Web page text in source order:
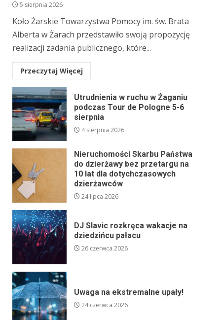
5 sierpnia 2026
Koło Żarskie Towarzystwa Pomocy im. św. Brata
Alberta w Żarach przedstawiło swoją propozycję
realizacji zadania publicznego, które...
Przeczytaj Więcej
Utrudnienia w ruchu w Żaganiu
podczas Tour de Pologne 5-6
sierpnia
4 sierpnia 2026
Nieruchomości Skarbu Państwa
do dzierżawy bez przetargu na
10 lat dla dotychczasowych
dzierżawców
24 lipca 2026
DJ Slavic rozkręca wakacje na
dziedzińcu pałacu
26 czerwca 2026
Uwaga na ekstremalne upały!
24 czerwca 2026